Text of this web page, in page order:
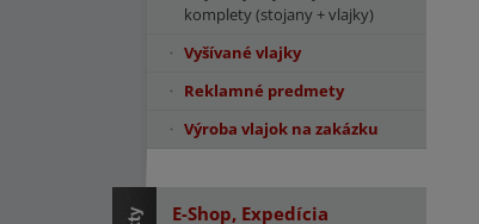
komplety (stojany + vlajky)
Vyšívané vlajky
Reklamné predmety
Výroba vlajok na zakázku
E-Shop, Expedícia